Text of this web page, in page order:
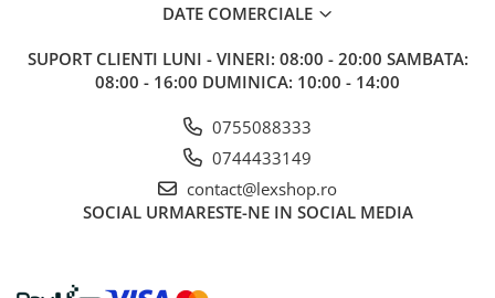
Cutii depozitare
Lego Architecture
DATE COMERCIALE
SUPORT CLIENTI LUNI - VINERI: 08:00 - 20:00 SAMBATA:
08:00 - 16:00 DUMINICA: 10:00 - 14:00
0755088333
0744433149
contact@lexshop.ro
SOCIAL URMARESTE-NE IN SOCIAL MEDIA